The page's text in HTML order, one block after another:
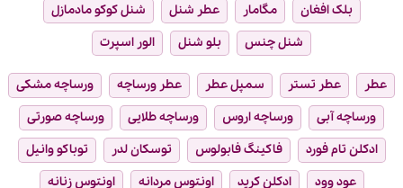
بلک افغان
مگامار عطر شنل
شنل کوکو مادمازل
شنل چنس
بلو شنل الور اسپرت
عطر عطر تستر سمپل عطر عطر ورساچه
ورساچه مشکی
ورساچه آبی
ورساچه اروس ورساچه طلایی
ورساچه صورتی
ادکلن تام فورد
فاکینگ فابولوس توسکان لدر
توباکو وانیل
عود وود
ادکلن کرید اونتوس مردانه
اونتوس زنانه